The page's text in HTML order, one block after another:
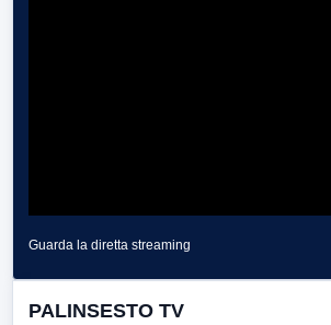
Guarda la diretta streaming
PALINSESTO TV